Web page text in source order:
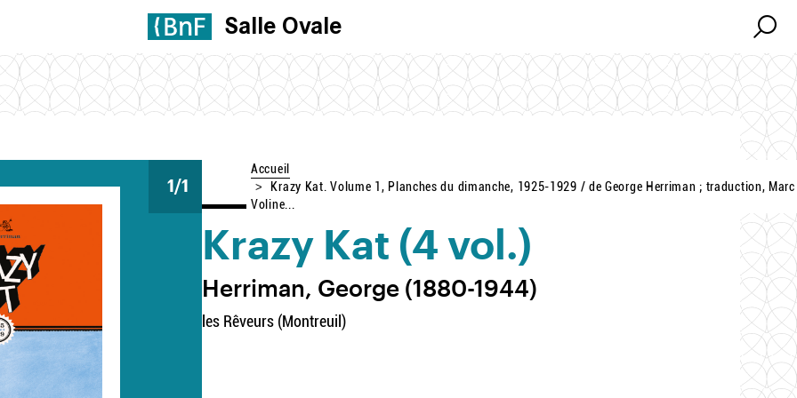
Salle Ovale Search
Search
Accueil
Krazy Kat. Volume 1, Planches du dimanche, 1925-1929 / de George Herriman ; traduction, Marc
Voline...
1/1
Krazy Kat (4 vol.)
Herriman, George (1880-1944)
les Rêveurs (Montreuil)